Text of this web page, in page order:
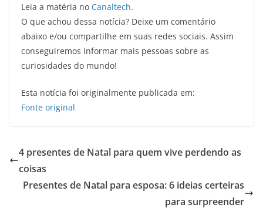
Leia a matéria no Canaltech.
O que achou dessa notícia? Deixe um comentário
abaixo e/ou compartilhe em suas redes sociais. Assim
conseguiremos informar mais pessoas sobre as
curiosidades do mundo!
Esta notícia foi originalmente publicada em:
Fonte original
4 presentes de Natal para quem vive perdendo as
coisas
Presentes de Natal para esposa: 6 ideias certeiras
para surpreender